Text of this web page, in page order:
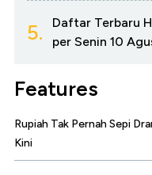
5.
Daftar Terbaru
per Senin 10
Features
Rupiah Tak Pernah Sepi
Kini